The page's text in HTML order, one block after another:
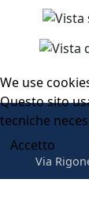
Via
We use
Questo sito
tecniche
Accetto